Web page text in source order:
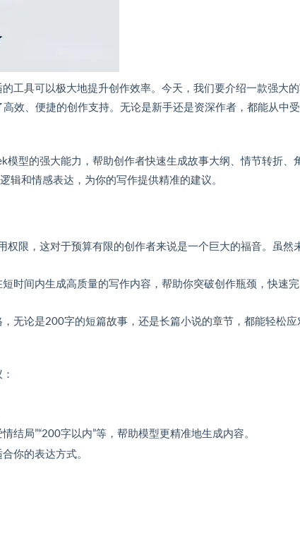
工具可以极大地提升创作效率。今天，我们要介绍一款强大
高效、便捷的创作支持。无论是新手还是资深作者，都能从中
型的强大能力，帮助创作者快速生成故事大纲、情节转折、
辑和情感表达，为你的写作提供精准的建议。
权限，这对于预算有限的创作者来说是一个巨大的福音。虽然
时间内生成高质量的写作内容，帮助你突破创作瓶颈，快速
无论是200字的短篇故事，还是长篇小说的章节，都能轻松应
结局”“200字以内”等，帮助模型更精准地生成内容。
你的表达方式。